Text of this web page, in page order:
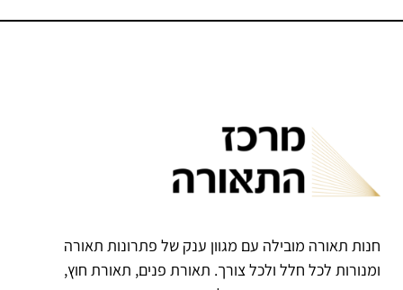
חנות תאורה מובילה עם מגוון ענק של פתרונות תאורה
ומנורות לכל חלל ולכל צורך. תאורת פנים, תאורת חוץ,